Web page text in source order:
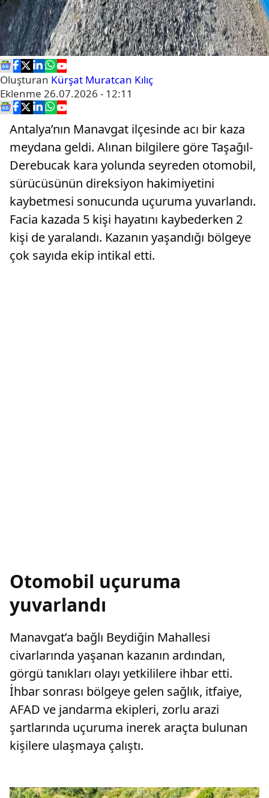
Oluşturan Kürşat Muratcan Kılıç
Eklenme 26.07.2026 - 12:11
Antalya’nın Manavgat ilçesinde acı bir kaza
meydana geldi. Alınan bilgilere göre Taşağıl-
Derebucak kara yolunda seyreden otomobil,
sürücüsünün direksiyon hakimiyetini
kaybetmesi sonucunda uçuruma yuvarlandı.
Facia kazada 5 kişi hayatını kaybederken 2
kişi de yaralandı. Kazanın yaşandığı bölgeye
çok sayıda ekip intikal etti.
Otomobil uçuruma
yuvarlandı
Manavgat’a bağlı Beydiğin Mahallesi
civarlarında yaşanan kazanın ardından,
görgü tanıkları olayı yetkililere ihbar etti.
İhbar sonrası bölgeye gelen sağlık, itfaiye,
AFAD ve jandarma ekipleri, zorlu arazi
şartlarında uçuruma inerek araçta bulunan
kişilere ulaşmaya çalıştı.